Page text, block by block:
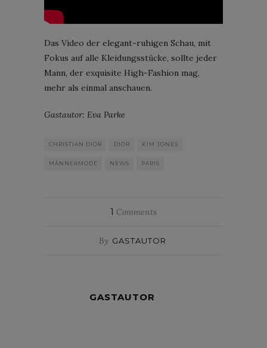
Das Video der elegant-ruhigen Schau, mit
Fokus auf alle Kleidungsstücke, sollte jeder
Mann, der exquisite High-Fashion mag,
mehr als einmal anschauen.
Gastautor: Eva Parke
CHRISTIAN DIOR DIOR KIM JONES
MÄNNERMODE NEWS PARIS
1 Comments
By GASTAUTOR
GASTAUTOR